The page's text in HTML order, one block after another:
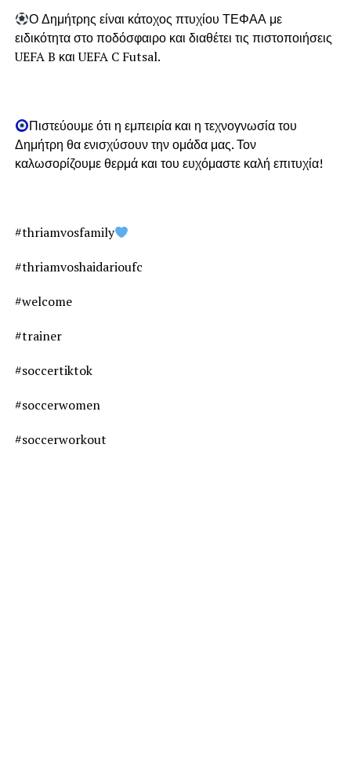
Ο Δημήτρης είναι κάτοχος πτυχίου ΤΕΦΑΑ με
ειδικότητα στο ποδόσφαιρο και διαθέτει τις πιστοποιήσεις
UEFA B και UEFA C Futsal.
Πιστεύουμε ότι η εμπειρία και η τεχνογνωσία του
Δημήτρη θα ενισχύσουν την ομάδα μας. Τον
καλωσορίζουμε θερμά και του ευχόμαστε καλή επιτυχία!
#thriamvosfamily
#thriamvoshaidarioufc
#welcome
#trainer
#soccertiktok
#soccerwomen
#soccerworkout